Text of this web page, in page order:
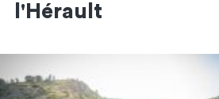
l'Hérault